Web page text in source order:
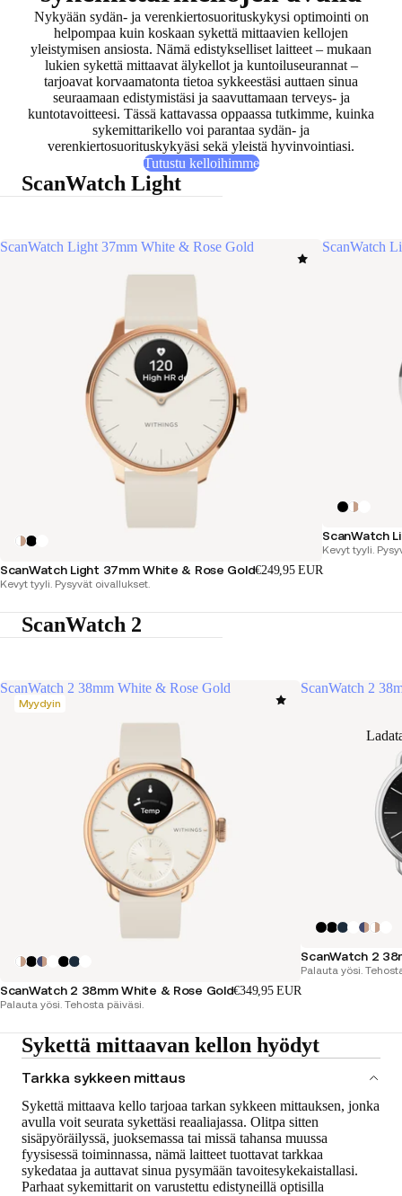
Nykyään sydän- ja verenkiertosuorituskykysi optimointi on
helpompaa kuin koskaan sykettä mittaavien kellojen
yleistymisen ansiosta. Nämä edistykselliset laitteet – mukaan
lukien sykettä mittaavat älykellot ja kuntoiluseurannat –
tarjoavat korvaamatonta tietoa sykkeestäsi auttaen sinua
seuraamaan edistymistäsi ja saavuttamaan terveys- ja
kuntotavoitteesi. Tässä kattavassa oppaassa tutkimme, kuinka
sykemittarikello voi parantaa sydän- ja
verenkiertosuorituskykyäsi sekä yleistä hyvinvointiasi.
Tutustu kelloihimme
ScanWatch Light
ScanWatch Light 37mm White & Rose Gold
ScanWatch Light 37mm White & Rose Gold€249,95 EUR
Kevyt tyyli. Pysyvät oivallukset.
ScanWatch
ScanWatch
Kevyt tyyli.
ScanWatch 2
ScanWatch 2 38mm White & Rose Gold
Myydyin
ScanWatch 2 38mm White & Rose Gold€349,95 EUR
Palauta yösi. Tehosta päiväsi.
ScanWatch 2
ScanWatch 2
Palauta yösi.
Sykettä mittaavan kellon hyödyt
Tarkka sykkeen mittaus
Sykettä mittaava kello tarjoaa tarkan sykkeen mittauksen, jonka
avulla voit seurata sykettäsi reaaliajassa. Olitpa sitten
sisäpyöräilyssä, juoksemassa tai missä tahansa muussa
fyysisessä toiminnassa, nämä laitteet tuottavat tarkkaa
sykedataa ja auttavat sinua pysymään tavoitesykekaistallasi.
Parhaat sykemittarit on varustettu edistyneillä optisilla